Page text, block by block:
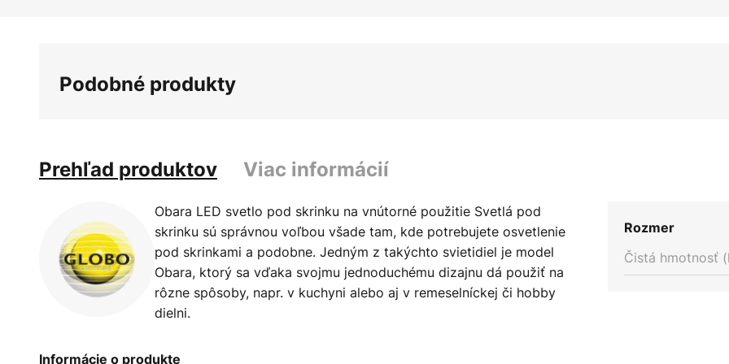
obrázkov
Podobné produkty
Prehľad produktov Viac informácií
Obara LED svetlo pod skrinku na vnútorné použitie Svetlá pod
skrinku sú správnou voľbou všade tam, kde potrebujete osvetlenie
pod skrinkami a podobne. Jedným z takýchto svietidiel je model
Obara, ktorý sa vďaka svojmu jednoduchému dizajnu dá použiť na
rôzne spôsoby, napr. v kuchyni alebo aj v remeselníckej či hobby
dielni.
Informácie o produkte
Rozmer
Čistá hmotnosť